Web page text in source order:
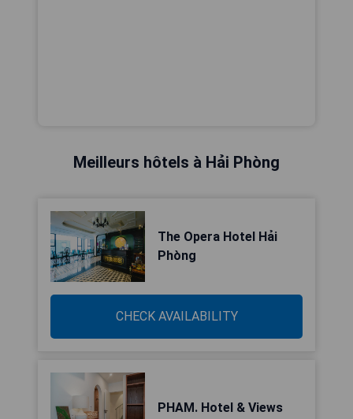
Meilleurs hôtels à Hải Phòng
The Opera Hotel Hải
Phòng
CHECK AVAILABILITY
PHAM. Hotel & Views